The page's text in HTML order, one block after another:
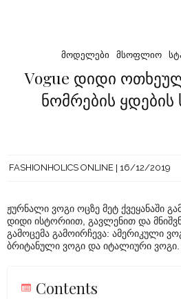
ᲛᲝᲓᲔᲚᲔᲑᲘ ᲛᲡᲝᲤᲚᲘᲝ
Vogue დიდი
ნომრების ყდების
FASHIONHOLICS ONLINE 16/12/2019
ჟურნალი ვოგი ოცზე მეტ ქვეყანაში
დიდი ისტორიით, გავლენით და
გამოცემა გამოირჩევა: ამერიკული
ბრიტანული ვოგი და იტალიური ვოგი.
Contents